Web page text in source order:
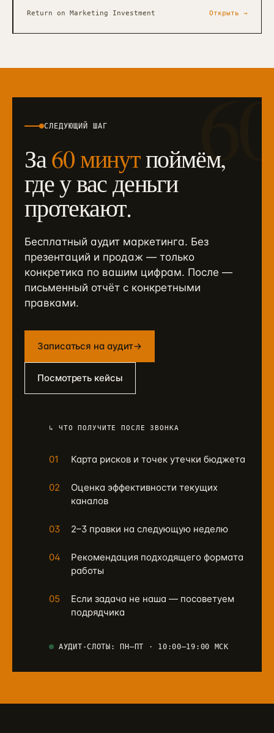
Return on Marketing Investment Открыть →
СЛЕДУЮЩИЙ ШАГ
За60 минутпоймём,
где у вас деньги
протекают.
Бесплатный аудит маркетинга. Без
презентаций и продаж — только
конкретика по вашим цифрам. После —
письменный отчёт с конкретными
правками.
Записаться на аудит→
Посмотреть кейсы
↳ ЧТО ПОЛУЧИТЕ ПОСЛЕ ЗВОНКА
01 Карта рисков и точек утечки бюджета
02
Оценка эффективности текущих
каналов
03 2–3 правки на следующую неделю
04
Рекомендация подходящего формата
работы
05
Если задача не наша — посоветуем
подрядчика
АУДИТ-СЛОТЫ: ПН–ПТ · 10:00–19:00 МСК